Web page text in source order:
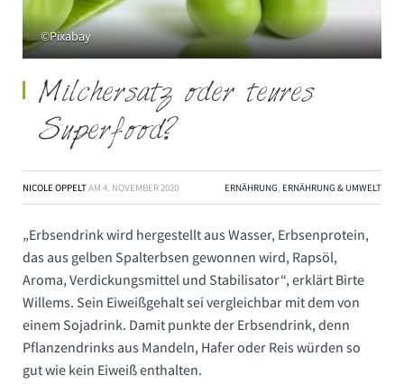
©Pixabay
Milchersatz oder teures
Superfood?
NICOLE OPPELTAM 4. NOVEMBER 2020 ERNÄHRUNG, ERNÄHRUNG & UMWELT
„Erbsendrink wird hergestellt aus Wasser, Erbsenprotein,
das aus gelben Spalterbsen gewonnen wird, Rapsöl,
Aroma, Verdickungsmittel und Stabilisator“, erklärt Birte
Willems. Sein Eiweißgehalt sei vergleichbar mit dem von
einem Sojadrink. Damit punkte der Erbsendrink, denn
Pflanzendrinks aus Mandeln, Hafer oder Reis würden so
gut wie kein Eiweiß enthalten.